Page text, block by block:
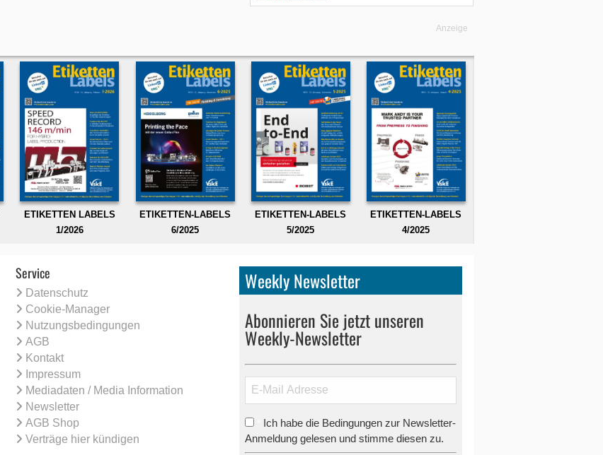
Anzeige
ETIKETTEN LABELS
1/2026
ETIKETTEN-LABELS
6/2025
ETIKETTEN-LABELS
5/2025
ETIKETTEN-LABELS
4/2025
Service
Datenschutz
Cookie-Manager
Nutzungsbedingungen
AGB
Kontakt
Impressum
Mediadaten / Media Information
Newsletter
AGB Shop
Verträge hier kündigen
Weekly Newsletter
Abonnieren Sie jetzt unseren
Weekly-Newsletter
Ich habe die Bedingungen zur Newsletter-
Anmeldung gelesen und stimme diesen zu.